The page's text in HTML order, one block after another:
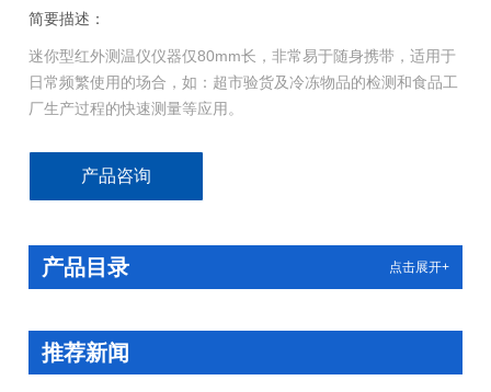
简要描述：
迷你型红外测温仪仪器仅80mm长，非常易于随身携带，适用于
日常频繁使用的场合，如：超市验货及冷冻物品的检测和食品工
厂生产过程的快速测量等应用。
产品咨询
产品目录 点击展开+
推荐新闻